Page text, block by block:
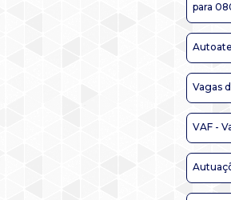
para
Vagas
VAF -